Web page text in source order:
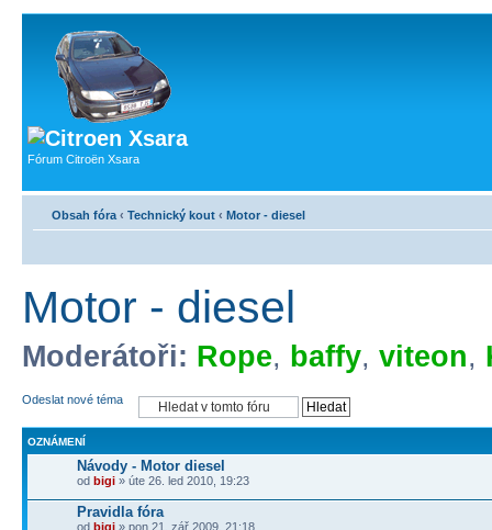
Fórum Citroën Xsara
Obsah fóra ‹ Technický kout ‹ Motor - diesel
Motor - diesel
Moderátoři: Rope, baffy, viteon,
Odeslat nové téma
OZNÁMENÍ
Návody - Motor diesel
od bigi » úte 26. led 2010, 19:23
Pravidla fóra
od bigi » pon 21. zář 2009, 21:18